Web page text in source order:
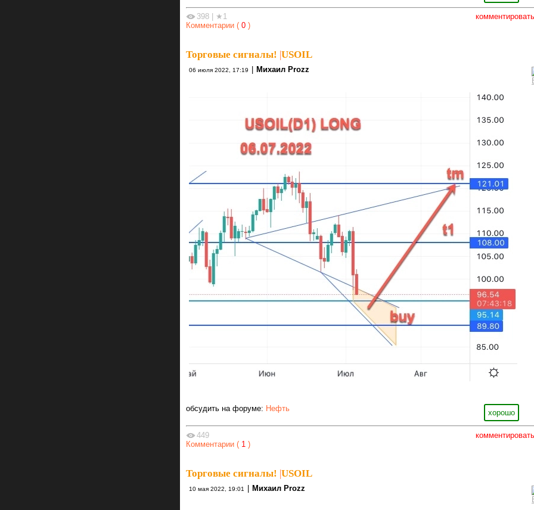
комментировать
398
★1
Комментарии ( 0 )
Торговые сигналы! USOIL
06 июля 2022, 17:19 Михаил Prozz
хорошо
обсудить на форуме: Нефть
комментировать
449
Комментарии ( 1 )
Торговые сигналы! |USOIL
10 мая 2022, 19:01 Михаил Prozz